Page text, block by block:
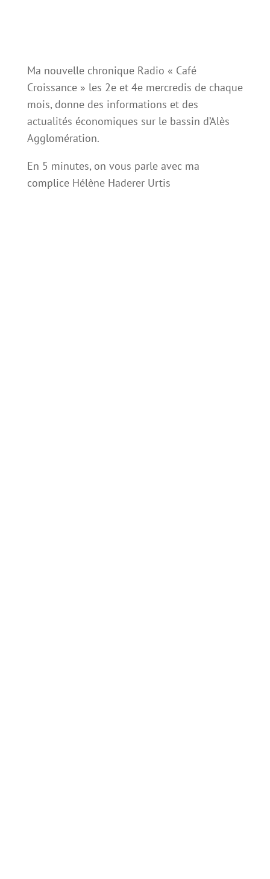
Ma nouvelle chronique Radio « Café
Croissance » les 2e et 4e mercredis de chaque
mois, donne des informations et des
actualités économiques sur le bassin d’Alès
Agglomération.
En 5 minutes, on vous parle avec ma
complice Hélène Haderer Urtis